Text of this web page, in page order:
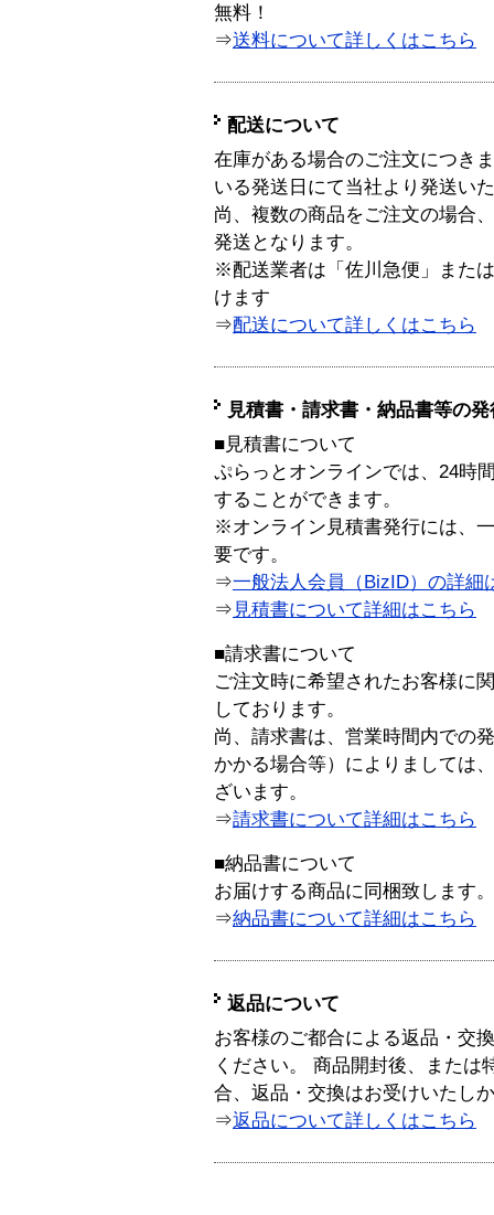
無料！
⇒送料について詳しくはこちら
配送について
在庫がある場合のご注文につき
いる発送日にて当社より発送い
尚、複数の商品をご注文の場合
発送となります。
※配送業者は「佐川急便」また
けます
⇒配送について詳しくはこちら
見積書・請求書・納品書等の
■見積書について
ぷらっとオンラインでは、24時
することができます。
※オンライン見積書発行には、
要です。
⇒一般法人会員（BizID）の詳細
⇒ 見積書について詳細はこちら
■請求書について
ご注文時に希望されたお客様に
しております。
尚、請求書は、営業時間内での
かかる場合等）によりましては
ざいます。
⇒請求書について詳細はこちら
■納品書について
お届けする商品に同梱致します。
⇒納品書について詳細はこちら
返品について
お客様のご都合による返品・交
ください。 商品開封後、または
合、返品・交換はお受けいたし
⇒返品について詳しくはこちら